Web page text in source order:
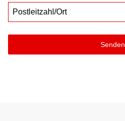
Postleitzahl/Ort
Senden